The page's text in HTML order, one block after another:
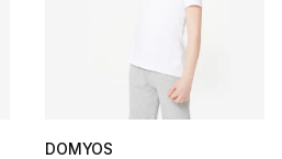
DOMYOS